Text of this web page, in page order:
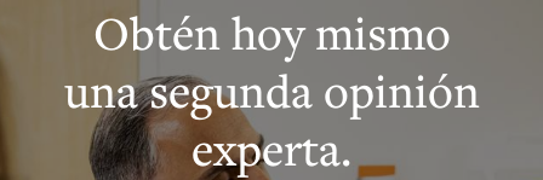
Obtén hoy mismo
una segunda opinión
experta.